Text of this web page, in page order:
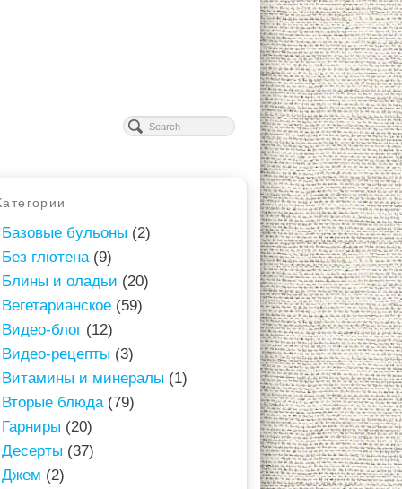
Базовые бульоны (2)
Без глютена(9)
Блины и оладьи (20)
Вегетарианское (59)
Видео-блог (12)
Видео-рецепты (3)
Витамины и минералы (1)
Вторые блюда(79)
Гарниры (20)
Десерты (37)
Джем (2)